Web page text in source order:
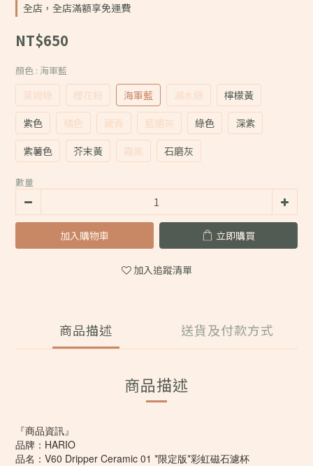
全店，全店滿額享免運費
NT$650
顏色 : 海軍藍
萊姆綠 櫻花粉 海軍藍 湖水綠
檸檬黃
紫色
橘色 藏青 藍媚茶 綠色
深紫
紫薯色
芥末黃 霧黑 石磨灰
數量
加入購物車 立即購買
加入追蹤清單
商品描述 送貨及付款方式
商品描述
『商品資訊』
品牌：HARIO
品名：V60 Dripper Ceramic 01 *限定版*彩虹磁石濾杯